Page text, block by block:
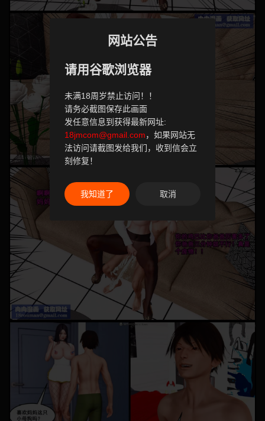
网站公告
请用谷歌浏览器
未满18周岁禁止访问！！
请务必截图保存此画面
发任意信息到获得最新网址:
18jmcom@gmail.com，如果网站无
法访问请截图发给我们，收到信会立
刻修复！
我知道了 取消